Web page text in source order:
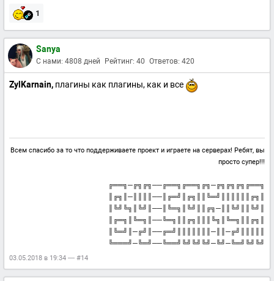
1
Sanya
С нами: 4808 дней Рейтинг: 40 Ответов: 420
ZylKarnain, плагины как плагины, как и все
Всем спасибо за то что поддерживаете проект и играете на серверах! Ребят, вы
просто супер!!!
╔══╗─╔╗╔╗──╔══╗╔══╗╔╗─╔╗╔╗╔╗╔══╗
║╔╗║─║║║║──║╔═╝║╔╗║║╚═╝║║║║║║╔╗║
║╚╝╚╗║╚╝║──║╚═╗║╚╝║║╔╗─║║╚╝║║╚╝║
║╔═╗║╚═╗║──╚═╗║║╔╗║║║╚╗║╚═╗║║╔╗║
║╚═╝║─╔╝║──╔═╝║║║║║║║─║║─╔╝║║║║║
╚═══╝─╚═╝──╚══╝╚╝╚╝╚╝─╚╝─╚═╝╚╝╚╝
03.05.2018 в 19:34 — #14